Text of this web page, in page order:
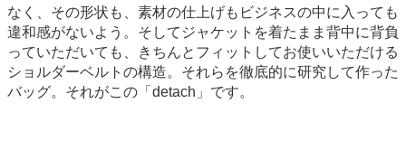
なく、その形状も、素材の仕上げもビジネスの中に入っても
違和感がないよう。そしてジャケットを着たまま背中に背負
っていただいても、きちんとフィットしてお使いいただける
ショルダーベルトの構造。それらを徹底的に研究して作った
バッグ。それがこの「detach」です。